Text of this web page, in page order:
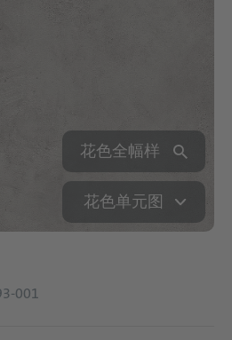
花色全幅样
花色单元图
001